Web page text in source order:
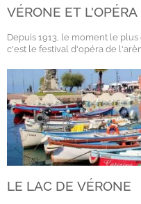
VÉRONE ET L'OPÉRA
Depuis 1913, le moment le
c'est le festival d'opéra de
LE LAC DE VÉRONE